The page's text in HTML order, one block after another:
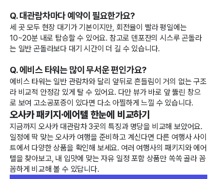
Q. 대관람차마다 예약이 필요한가요?
세 곳 모두 현장 대기가 기본이지만, 회전율이 빨라 평일에는
10~20분 내로 탑승할 수 있어요. 참고로 덴포잔의 시스루 곤돌라
는 일반 곤돌라보다 대기 시간이 더 길 수 있습니다.
Q. 에비스 타워는 많이 무서운 편인가요?
에비스 타워는 일반 관람차와 달리 앞뒤로 흔들림이 거의 없는 구조
라 비교적 안정감 있게 탈 수 있어요. 다만 뷰가 바로 앞 뚫린 창으
로 보여 고소공포증이 있다면 다소 아찔하게 느낄 수 있습니다.
오사카 패키지·에어텔 한눈에 비교하기
지금까지 오사카 대관람차 3곳의 특징과 명당을 비교해 보았어요.
일정에 딱 맞는 오사카 여행을 준비하고 계신다면 다른 여행사 사이
트에서 다양한 상품을 확인해 보세요. 여러 여행사의 패키지와 에어
텔을 찾아보고, 내 입맛에 맞는 자유 일정 포함 상품만 쏙쏙 골라 꼼
꼼하게 비교해 볼 수 있답니다.